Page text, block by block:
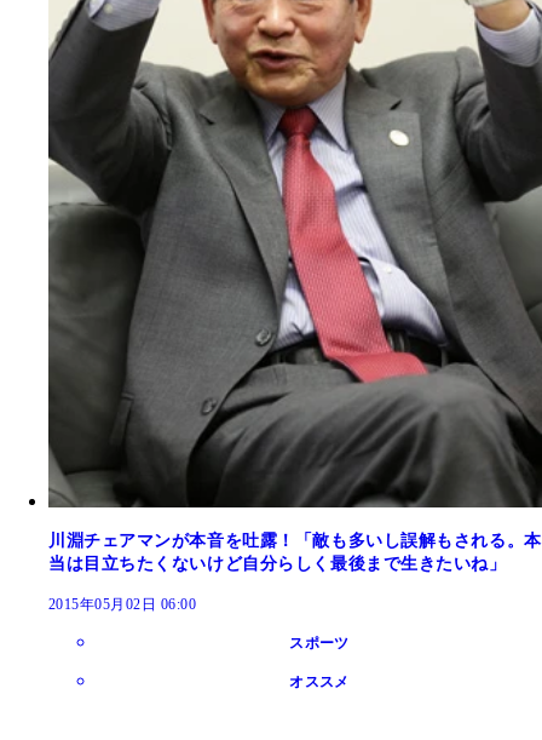
川淵チェアマンが本音を吐露！「敵も多いし誤解もされる。本
当は目立ちたくないけど自分らしく最後まで生きたいね」
2015年05月02日 06:00
スポーツ
オススメ